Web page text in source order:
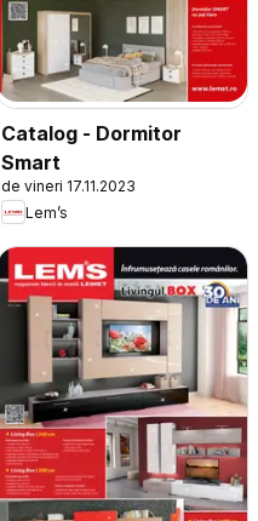
Catalog - Dormitor
Smart
de vineri 17.11.2023
Lem’s